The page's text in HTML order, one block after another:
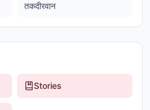
तकदीरवान
Stories